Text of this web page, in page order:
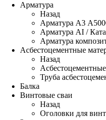
Арматура
Назад
Арматура А3
Арматура АI /
Арматура
Асбестоцементные
Назад
Труба
Балка
Винтовые сваи
Назад
Оголовки для